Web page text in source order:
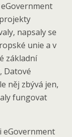
napsaly se
unie a v
základní
Datové
něj zbývá jen,
fungovat
eGovernment